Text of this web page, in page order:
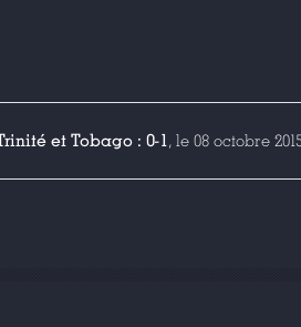
et Tobago : 0-1, le 08 octobre